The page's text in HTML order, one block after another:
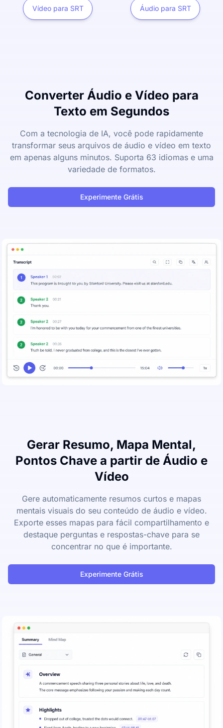
Vídeo para SRT Áudio para SRT
Converter Áudio e Vídeo para
Texto em Segundos
Com a tecnologia de IA, você pode rapidamente
transformar seus arquivos de áudio e vídeo em texto
em apenas alguns minutos. Suporta 63 idiomas e uma
variedade de formatos.
Experimente Grátis
Gerar Resumo, Mapa Mental,
Pontos Chave a partir de Áudio e
Vídeo
Gere automaticamente resumos curtos e mapas
mentais visuais do seu conteúdo de áudio e vídeo.
Exporte esses mapas para fácil compartilhamento e
destaque perguntas e respostas-chave para se
concentrar no que é importante.
Experimente Grátis